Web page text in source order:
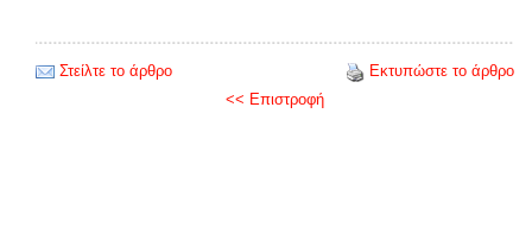
Στείλτε το άρθρο
Εκτυπώστε το άρθρο
<< Επιστροφή